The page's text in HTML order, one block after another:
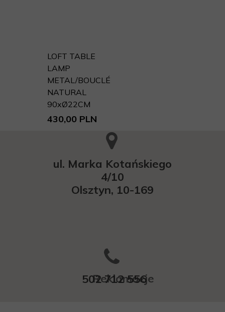
LOFT TABLE
LAMP
METAL/BOUCLÉ
NATURAL
90xØ22CM
430,00 PLN
ul. Marka Kotańskiego
4/10
Olsztyn, 10-169
502 712 556
Reklamacje